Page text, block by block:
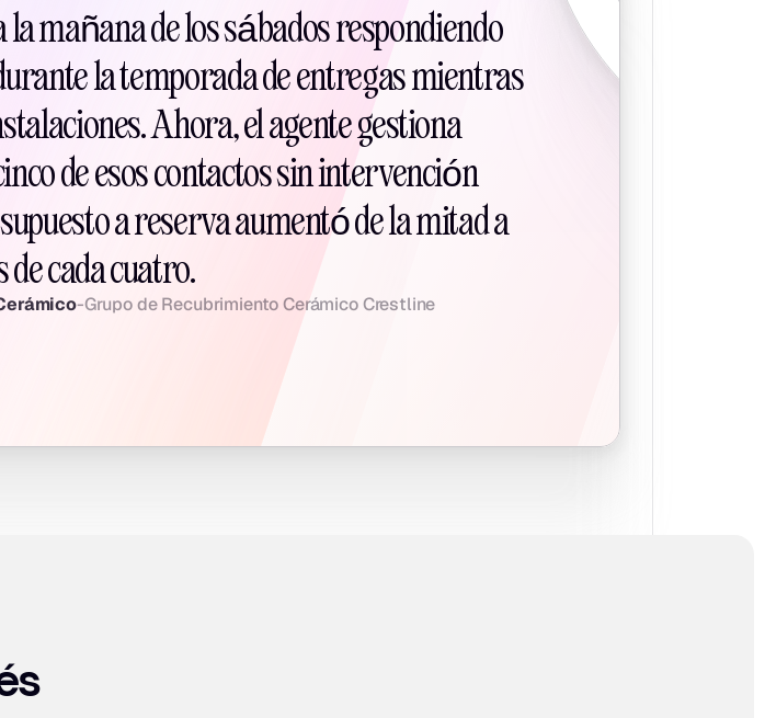
mañana de los sábados respondiendo
la temporada de entregas mientras
Ahora, el agente gestiona
de esos contactos sin intervención
a reserva aumentó de la mitad a
cada cuatro.
-Grupo de Recubrimiento Cerámico Crestline